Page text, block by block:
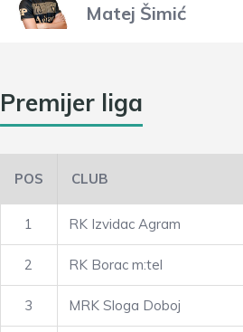
Matej Šimić
Premijer liga
POS CLUB
1 RK Izvidac Agram
2 RK Borac m:tel
3 MRK Sloga Doboj